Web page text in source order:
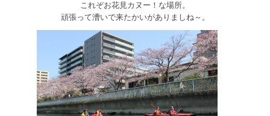
これぞお花見カヌー！な場所。
頑張って漕いで来たかいがありましね～。